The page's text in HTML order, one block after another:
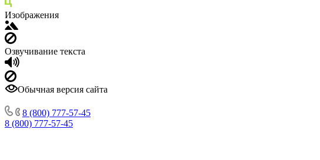
Изображения
Озвучивание текста
Обычная версия сайта
8 (800) 777-57-45
8 (800) 777-57-45